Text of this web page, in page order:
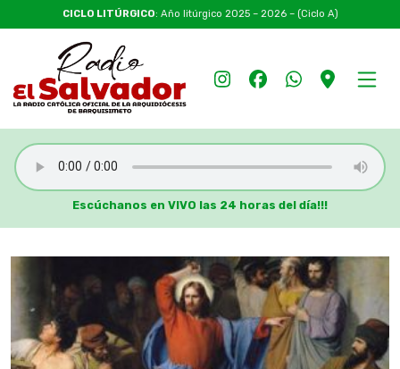
CICLO LITÚRGICO: Año litúrgico 2025 – 2026 – (Ciclo A)
Escúchanos en VIVO las 24 horas del día!!!